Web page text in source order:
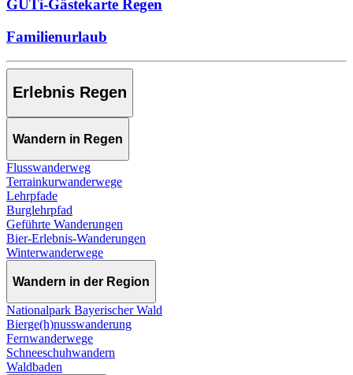
GUTi-Gästekarte Regen
Familienurlaub
Erlebnis Regen
Wandern in Regen
Flusswanderweg
Terrainkurwanderwege
Lehrpfade
Burglehrpfad
Geführte Wanderungen
Bier-Erlebnis-Wanderungen
Winterwanderwege
Wandern in der Region
Nationalpark Bayerischer Wald
Bierge(h)nusswanderung
Fernwanderwege
Schneeschuhwandern
Waldbaden